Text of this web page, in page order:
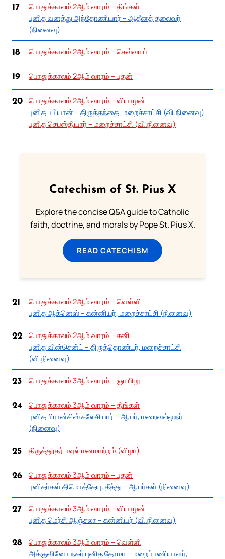
17
பொதுக்காலம் 2ஆம் வாரம் – திங்கள்
புனித வனத்து அந்தோணியார் – ஆதீனத் தலைவர்
(நினைவு)
18 பொதுக்காலம் 2ஆம் வாரம் – செவ்வாய்
19 பொதுக்காலம் 2ஆம் வாரம் – புதன்
20
பொதுக்காலம் 2ஆம் வாரம் – வியாழன்
புனித பபியான் – திருத்தந்தை, மறைச்சாட்சி (வி.நினைவு)
புனித செபஸ்தியார் – மறைச்சாட்சி (வி.நினைவு)
Catechism of St. Pius X
Explore the concise Q&A guide to Catholic
faith, doctrine, and morals by Pope St. Pius X.
READ CATECHISM
21
பொதுக்காலம் 2ஆம் வாரம் – வெள்ளி
புனித ஆக்னெஸ் – கன்னியர், மறைச்சாட்சி (நினைவு)
22
பொதுக்காலம் 2ஆம் வாரம் – சனி
புனித வின்சென்ட் – திருத்தொண்டர், மறைச்சாட்சி
(வி.நினைவு)
23 பொதுக்காலம் 3ஆம் வாரம் – ஞாயிறு
24
பொதுக்காலம் 3ஆம் வாரம் – திங்கள்
புனித பிரான்சிஸ் சலேசியார் – ஆயர், மறைவல்லுநர்
(நினைவு)
25 திருத்தூதர் பவுல் மனமாற்றம் (விழா)
26
பொதுக்காலம் 3ஆம் வாரம் – புதன்
புனிதர்கள் திமொத்தேயு, தீத்து – ஆயர்கள் (நினைவு)
27
பொதுக்காலம் 3ஆம் வாரம் – வியாழன்
புனித மெர்சி ஆஞ்சலா – கன்னியர் (வி.நினைவு)
28
பொதுக்காலம் 3ஆம் வாரம் – வெள்ளி
அக்குவினோ நகர் புனித தோமா – மறைப்பணியாளர்,